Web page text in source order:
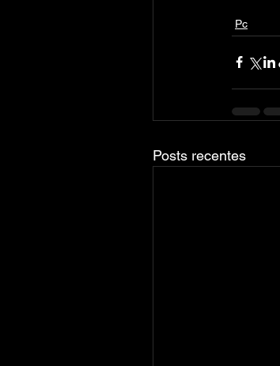
Pc
Posts recentes